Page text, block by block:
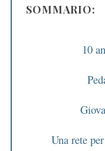
SOMMARIO:
10
Una rete